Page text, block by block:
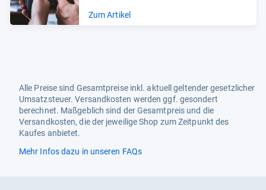
Zum Artikel
Alle Preise sind Gesamtpreise inkl. aktuell geltender gesetzlicher
Umsatzsteuer. Versandkosten werden ggf. gesondert
berechnet. Maßgeblich sind der Gesamtpreis und die
Versandkosten, die der jeweilige Shop zum Zeitpunkt des
Kaufes anbietet.
Mehr Infos dazu in unseren FAQs